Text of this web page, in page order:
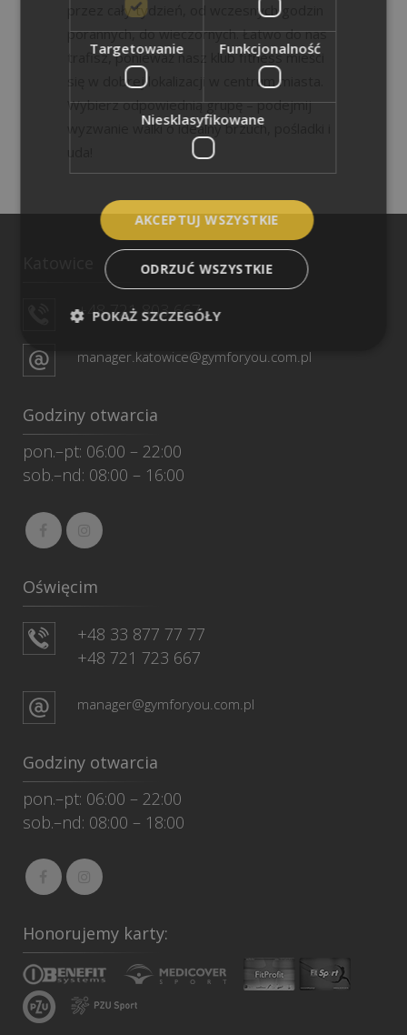
przez cały tydzień, od wczesnych godzin
porannych, do wieczornych. Łatwo do nas
trafisz, ponieważ nasz klub fitness mieści
się w dobrej lokalizacji w centrum miasta.
Wybierz odpowiednią grupę – podejmij
wyzwanie walki o idealny brzuch, pośladki i
+48 721 803 667
manager.katowice@gymforyou.com.pl
Godziny otwarcia
pon.–pt: 06:00 – 22:00
sob.–nd: 08:00 – 16:00
Oświęcim
+48 33 877 77 77
+48 721 723 667
manager@gymforyou.com.pl
Godziny otwarcia
pon.–pt: 06:00 – 22:00
sob.–nd: 08:00 – 18:00
Honorujemy karty:
Targetowanie Funkcjonalność
Niesklasyfikowane
AKCEPTUJ WSZYSTKIE
ODRZUĆ WSZYSTKIE
POKAŻ SZCZEGÓŁY